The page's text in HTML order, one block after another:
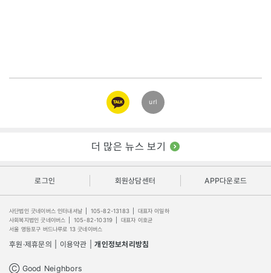
카카오
링크
url
더 많은 뉴스 보기
로그인 회원상담센터 APP다운로드
사단법인 굿네이버스 인터내셔날 105-82-13183
대표자 이일하
사회복지법인 굿네이버스
105-82-10319
대표자 이호균
서울 영등포구 버드나루로 13 굿네이버스
후원·제휴문의 이용약관 개인정보처리방침
Ⓒ Good Neighbors